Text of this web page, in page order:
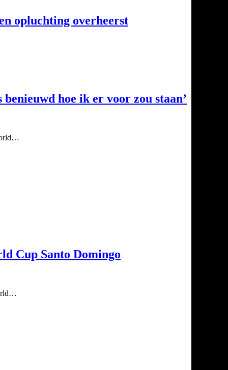
opluchting overheerst
hoe ik er voor zou staan’
Cup Santo Domingo